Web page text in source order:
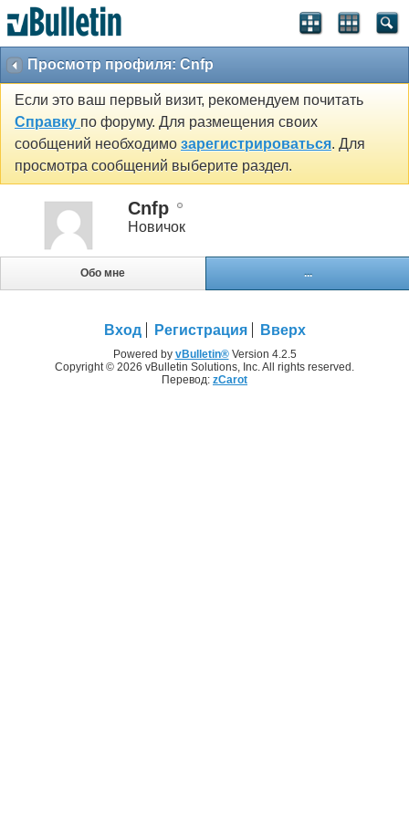
Просмотр профиля: Cnfp
Если это ваш первый визит, рекомендуем почитать
Справку по форуму. Для размещения своих
сообщений необходимо зарегистрироваться. Для
просмотра сообщений выберите раздел.
Cnfp
Новичок
Обо мне ...
Вход Регистрация Вверх
Powered by vBulletin®Version 4.2.5
Copyright © 2026 vBulletin Solutions, Inc. All rights reserved.
Перевод: zCarot